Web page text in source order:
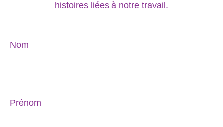
histoires liées à notre travail.
Nom
Prénom